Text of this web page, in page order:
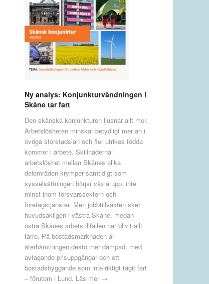
Ny analys: Konjunkturvändningen i
Skåne tar fart
Den skånska konjunkturen ljusnar allt mer.
Arbetslösheten minskar betydligt mer än i
övriga storstadslän och fler utrikes födda
kommer i arbete. Skillnaderna i
arbetslöshet mellan Skånes olika
delområden krymper samtidigt som
sysselsättningen börjar växla upp, inte
minst inom försvarssektorn och
företagstjänster. Men jobbtillväxten sker
huvudsakligen i västra Skåne, medan
östra Skånes arbetstillfällen har blivit allt
färre. På bostadsmarknaden är
återhämtningen desto mer dämpad, med
avtagande prisuppgångar och ett
bostadsbyggande som inte riktigt tagit fart
– förutom i Lund. Läs mer →